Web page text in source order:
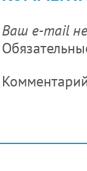
Ваш e-mail